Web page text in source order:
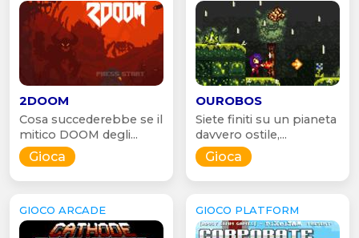
2DOOM
Cosa succederebbe se il
mitico DOOM degli...
Gioca
OUROBOS
Siete finiti su un pianeta
davvero ostile,...
Gioca
GIOCO ARCADE GIOCO PLATFORM